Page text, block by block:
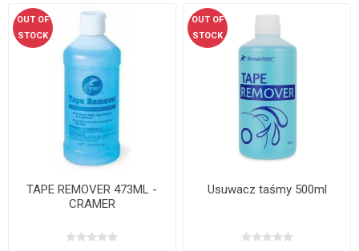
OUT OF
STOCK
TAPE REMOVER 473ML -
CRAMER
OUT OF
STOCK
Usuwacz taśmy 500ml